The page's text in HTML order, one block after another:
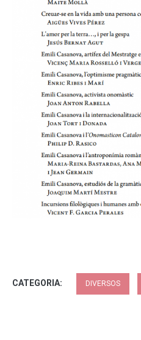
CATEGORIA: DIVERSOS